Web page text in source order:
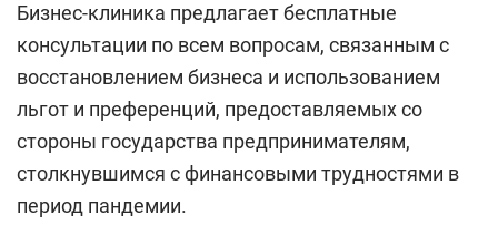
Бизнес-клиника предлагает бесплатные
консультации по всем вопросам, связанным с
восстановлением бизнеса и использованием
льгот и преференций, предоставляемых со
стороны государства предпринимателям,
столкнувшимся с финансовыми трудностями в
период пандемии.